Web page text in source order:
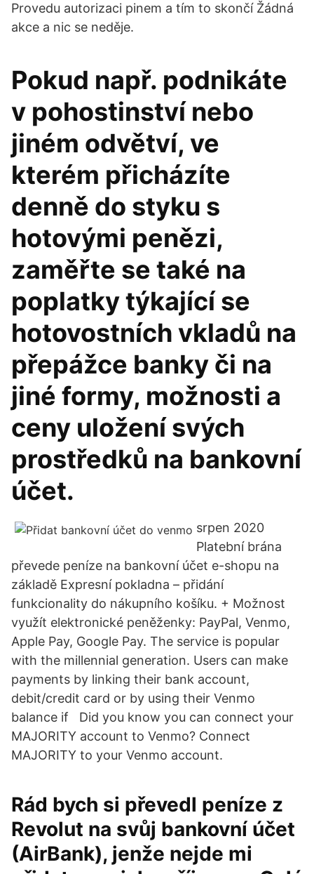
Provedu autorizaci pinem a tím to skončí Žádná
akce a nic se neděje.
Pokud např. podnikáte
v pohostinství nebo
jiném odvětví, ve
kterém přicházíte
denně do styku s
hotovými penězi,
zaměřte se také na
poplatky týkající se
hotovostních vkladů na
přepážce banky či na
jiné formy, možnosti a
ceny uložení svých
prostředků na bankovní
účet.
srpen 2020
Platební brána
převede peníze na bankovní účet e-shopu na
základě Expresní pokladna – přidání
funkcionality do nákupního košíku. + Možnost
využít elektronické peněženky: PayPal, Venmo,
Apple Pay, Google Pay. The service is popular
with the millennial generation. Users can make
payments by linking their bank account,
debit/credit card or by using their Venmo
balance if Did you know you can connect your
MAJORITY account to Venmo? Connect
MAJORITY to your Venmo account.
Rád bych si převedl peníze z
Revolut na svůj bankovní účet
(AirBank), jenže nejde mi